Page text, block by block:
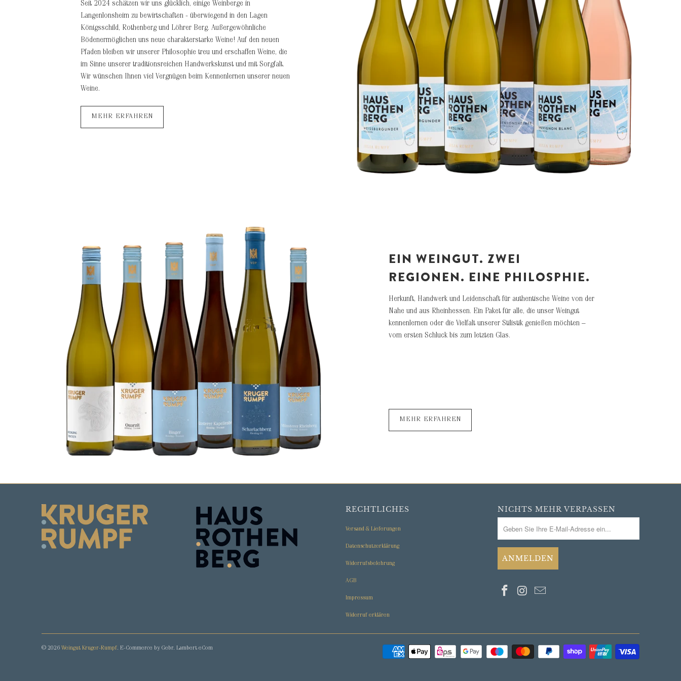
Seit 2024 schätzen wir uns glücklich, einige Weinberge in
Langenlonsheim zu bewirtschaften - überwiegend in den Lagen
Königsschild, Rothenberg und Löhrer Berg. Außergewöhnliche
Bödenermöglichen uns neue charakterstarke Weine! Auf den neuen
Pfaden bleiben wir unserer Philosophie treu und erschaffen Weine, die
im Sinne unserer traditionsreichen Handwerkskunst und mit Sorgfalt.
Wir wünschen Ihnen viel Vergnügen beim Kennenlernen unserer neuen
Weine.
MEHR ERFAHREN
EIN WEINGUT. ZWEI
REGIONEN. EINE PHILOSPHIE.
Herkunft, Handwerk und Leidenschaft für authentische Weine von der
Nahe und aus Rheinhessen. Ein Paket für alle, die unser Weingut
kennenlernen oder die Vielfalt unserer Stilistik genießen möchten –
vom ersten Schluck bis zum letzten Glas.
MEHR ERFAHREN
RECHTLICHES
Versand & Lieferungen
Datenschutzerklärung
Widerrufsbelehrung
AGB
Impressum
Widerruf erklären
NICHTS MEHR VERPASSEN
© 2026 Weingut Kruger-Rumpf. E-Commerce by Gebr. Lambert eCom